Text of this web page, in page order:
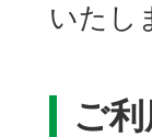
いたし
ご